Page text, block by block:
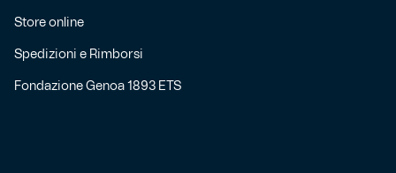
Store online
Spedizioni e Rimborsi
Fondazione Genoa 1893 ETS